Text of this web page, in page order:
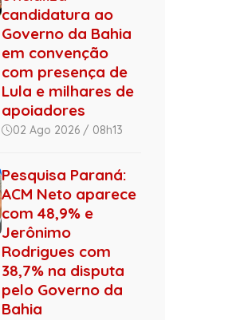
candidatura ao
Governo da Bahia
em convenção
com presença de
Lula e milhares de
apoiadores
02 Ago 2026 / 08h13
Pesquisa Paraná:
ACM Neto aparece
com 48,9% e
Jerônimo
Rodrigues com
38,7% na disputa
pelo Governo da
Bahia